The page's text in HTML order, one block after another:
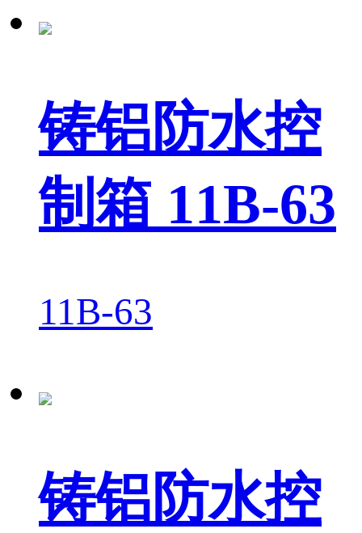
铸铝防水控
制箱 11B-63
11B-63
铸铝防水控